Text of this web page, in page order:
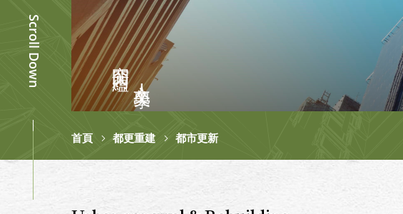
空間內蘊
人文美學
首頁 都更重建 都市更新
Scroll Down